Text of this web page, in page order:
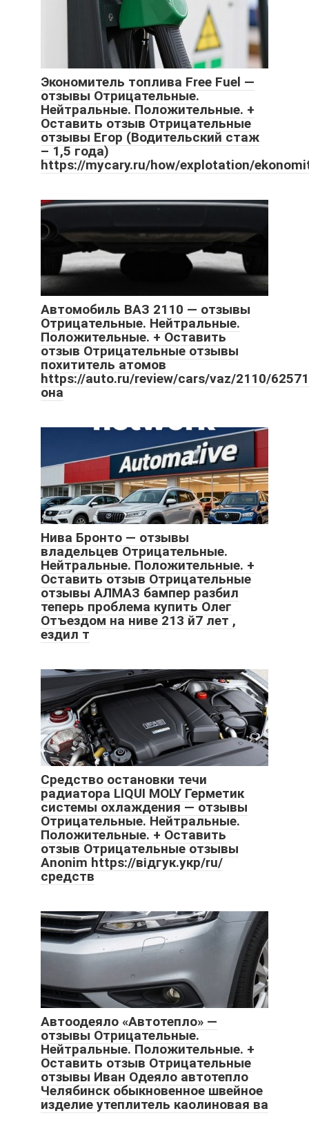
Экономитель топлива Free Fuel —
отзывы Отрицательные.
Нейтральные. Положительные. +
Оставить отзыв Отрицательные
отзывы Егор (Водительский стаж
– 1,5 года)
https://mycary.ru/how/explotation/
Автомобиль ВАЗ 2110 — отзывы
Отрицательные. Нейтральные.
Положительные. + Оставить
отзыв Отрицательные отзывы
похититель атомов
https://auto.ru/review/cars/vaz/2110/
она
Нива Бронто — отзывы
владельцев Отрицательные.
Нейтральные. Положительные. +
Оставить отзыв Отрицательные
отзывы АЛМАЗ бампер разбил
теперь проблема купить Олег
Отъездом на ниве 213 й7 лет ,
ездил т
Средство остановки течи
радиатора LIQUI MOLY Герметик
системы охлаждения — отзывы
Отрицательные. Нейтральные.
Положительные. + Оставить
отзыв Отрицательные отзывы
Anonim https://відгук.укр/ru/
средств
Автоодеяло «Автотепло» —
отзывы Отрицательные.
Нейтральные. Положительные. +
Оставить отзыв Отрицательные
отзывы Иван Одеяло автотепло
Челябинск обыкновенное швейное
изделие утеплитель каолиновая ва